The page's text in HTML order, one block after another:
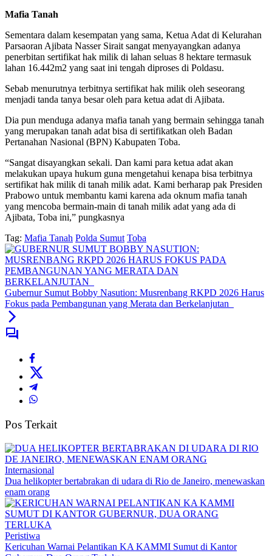
Mafia Tanah
Sementara dalam kesempatan yang sama, Ketua Adat di Kelurahan
Parsaoran Ajibata Nasser Sirait sangat menyayangkan adanya
penerbitan sertifikat hak milik di lahan seluas 8 hektare termasuk
lahan 16.442m2 yang saat ini tengah diproses di Poldasu.
Sebab menurutnya terbitnya sertifikat hak milik oleh seseorang
menjadi tanda tanya besar oleh para ketua adat di Ajibata.
Dia pun menduga adanya mafia tanah yang bermain sehingga tanah
yang merupakan tanah adat bisa di sertifikatkan oleh Badan
Pertanahan Nasional (BPN) Kabupaten Toba.
“Sangat disayangkan sekali. Dan kami para ketua adat akan
melakukan upaya hukum guna mengetahui kenapa bisa terbitnya
sertifikat hak milik di tanah milik adat. Kami berharap pak Presiden
Prabowo untuk membantu kami karena ada oknum mafia tanah
yang mencoba bermain-main di tanah milik adat yang ada di
Ajibata, Toba ini,” pungkasnya
Tag: Mafia Tanah Polda Sumut Toba
Gubernur Sumut Bobby Nasution: Musrenbang RKPD 2026 Harus
Fokus pada Pembangunan yang Merata dan Berkelanjutan
Pos Terkait
Internasional
Dua helikopter bertabrakan di udara di Rio de Janeiro, menewaskan
enam orang
Peristiwa
Kericuhan Warnai Pelantikan KA KAMMI Sumut di Kantor